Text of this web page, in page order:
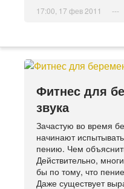
17:00, 17 фев 2011 ---
Фитнес для
звука
Зачастую во время
начинают
пению. Чем
Действительно,
бы по тому, что
Даже существует